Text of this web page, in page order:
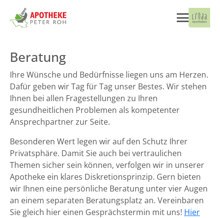
Beratung
Ihre Wünsche und Bedürfnisse liegen uns am Herzen.
Dafür geben wir Tag für Tag unser Bestes. Wir stehen
Ihnen bei allen Fragestellungen zu Ihren
gesundheitlichen Problemen als kompetenter
Ansprechpartner zur Seite.
Besonderen Wert legen wir auf den Schutz Ihrer
Privatsphäre. Damit Sie auch bei vertraulichen
Themen sicher sein können, verfolgen wir in unserer
Apotheke ein klares Diskretionsprinzip. Gern bieten
wir Ihnen eine persönliche Beratung unter vier Augen
an einem separaten Beratungsplatz an. Vereinbaren
Sie gleich hier einen Gesprächstermin mit uns! Hier